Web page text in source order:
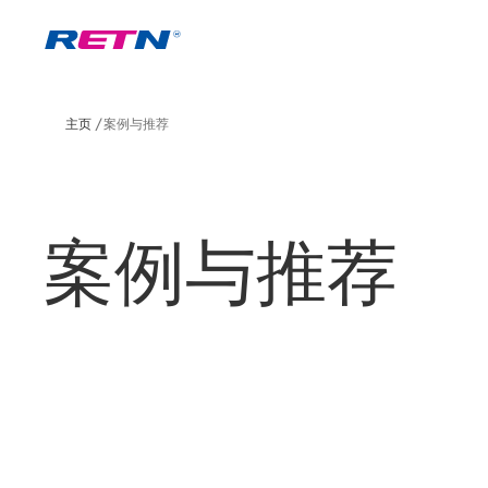
主页 案例与推荐
案例与推荐